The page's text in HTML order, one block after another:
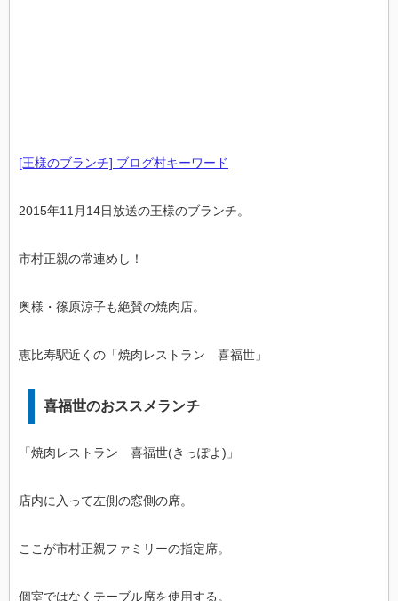
[王様のブランチ] ブログ村キーワード
2015年11月14日放送の王様のブランチ。
市村正親の常連めし！
奥様・篠原涼子も絶賛の焼肉店。
恵比寿駅近くの「焼肉レストラン 喜福世」
喜福世のおススメランチ
「焼肉レストラン 喜福世(きっぽよ)」
店内に入って左側の窓側の席。
ここが市村正親ファミリーの指定席。
個室ではなくテーブル席を使用する。